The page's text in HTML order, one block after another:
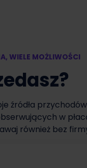
WIELE MOŻLIWOŚCI
źródła
w
również bez